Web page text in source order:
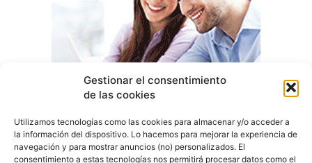
Gestionar el consentimiento
de las cookies
Utilizamos tecnologías como las cookies para almacenar y/o acceder a
la información del dispositivo. Lo hacemos para mejorar la experiencia de
navegación y para mostrar anuncios (no) personalizados. El
consentimiento a estas tecnologías nos permitirá procesar datos como el